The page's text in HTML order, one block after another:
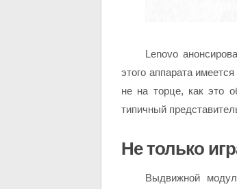
Lenovo
этого аппарата
не на торце, как это
типичный
Не только
Выдвижной